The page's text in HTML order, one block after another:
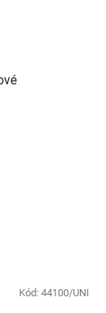
Kód: 44100/UNI